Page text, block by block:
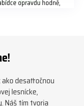
opravdu hodně,
desaťročnou
lesnícke,
Náš tím tvoria